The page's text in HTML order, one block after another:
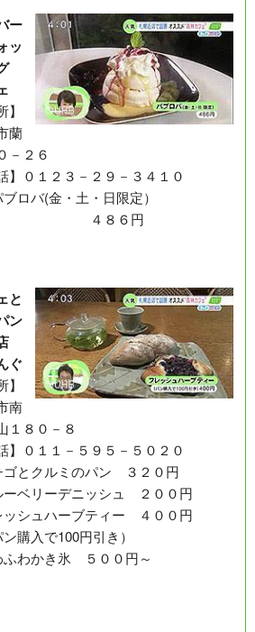
ー
ッ
】
蘭
－２６
】０１２３－２９－３４１０
ロバ(金・土・日限定）
８６円
と
ン
ぐ
】
南
１８０－８
】０１１－５９５－５０２０
ゴとクルミのパン ３２０円
ーベリーデニッシュ ２００円
ッシュハーブティー ４００円
ン購入で100円引き）
ふわかき氷 ５００円～